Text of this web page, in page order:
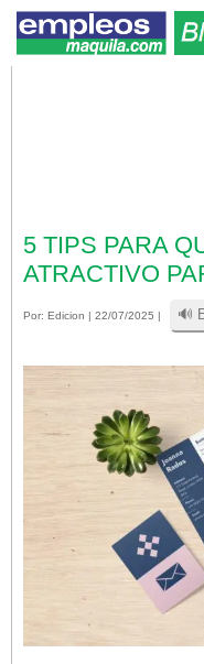
5 TIPS PARA
ATRACTIVO
Por: Edicion | 22/07/2025 | 🔊